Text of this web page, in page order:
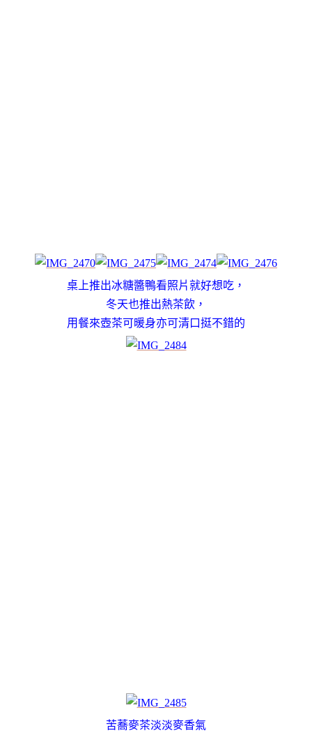
桌上推出冰糖醬鴨看照片就好想吃，
冬天也推出熱茶飲，
用餐來壺茶可暖身亦可清口挺不錯的
苦蕎麥茶淡淡麥香氣